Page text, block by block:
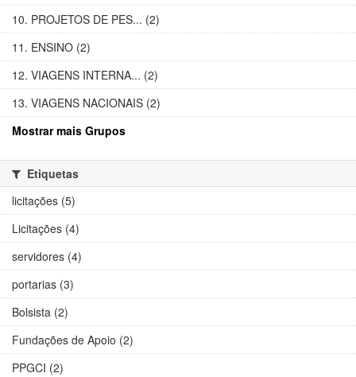
10. PROJETOS DE PES... (2)
11. ENSINO (2)
12. VIAGENS INTERNA... (2)
13. VIAGENS NACIONAIS (2)
Mostrar mais Grupos
Etiquetas
licitações (5)
Licitações (4)
servidores (4)
portarias (3)
Bolsista (2)
Fundações de Apoio (2)
PPGCI (2)